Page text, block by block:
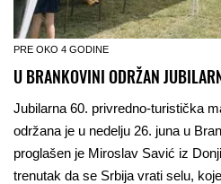
PRE OKO 4 GODINE
U BRANKOVINI ODRŽAN
Jubilarna 60. privredno-turistička
održana je u nedelju 26. juna u
proglašen je Miroslav Savić iz
trenutak da se Srbija vrati selu,